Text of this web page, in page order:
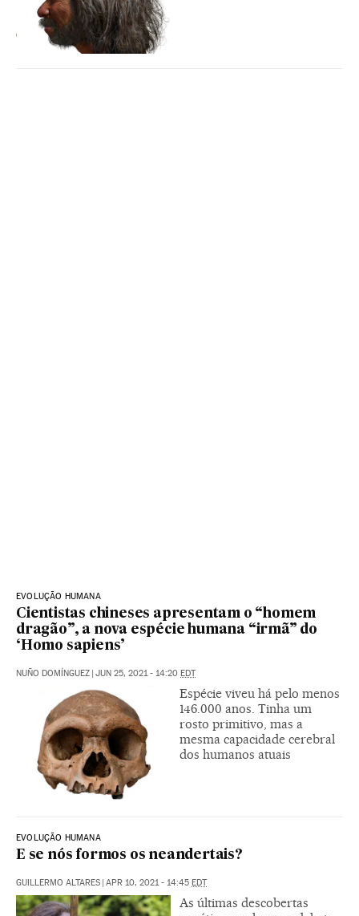
EVOLUÇÃO HUMANA
Cientistas chineses apresentam o “homem
dragão”, a nova espécie humana “irmã” do
‘Homo sapiens’
NUÑO DOMÍNGUEZ JUN 25, 2021 - 14:20 EDT
Espécie viveu há pelo menos
146.000 anos. Tinha um
rosto primitivo, mas a
mesma capacidade cerebral
dos humanos atuais
EVOLUÇÃO HUMANA
E se nós formos os neandertais?
GUILLERMO ALTARES APR 10, 2021 - 14:45 EDT
As últimas descobertas